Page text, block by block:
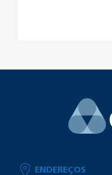
ENDEREÇOS